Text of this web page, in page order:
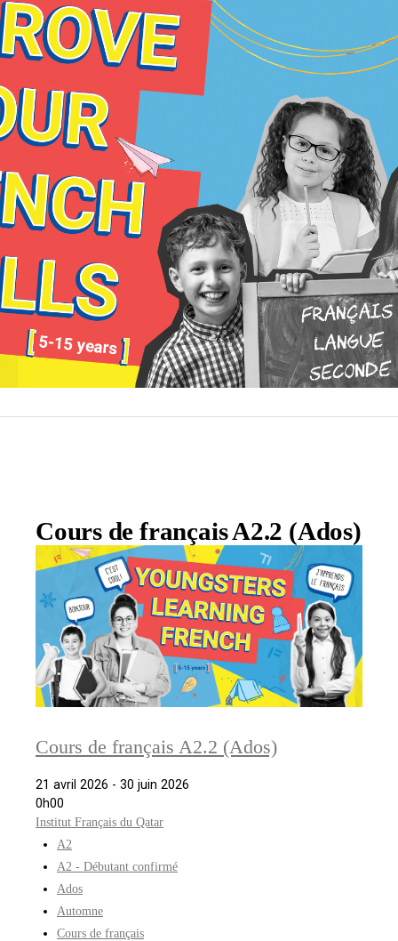
Cours de français A2.2 (Ados)
Cours de français A2.2 (Ados)
21 avril 2026 - 30 juin 2026
0h00
Institut Français du Qatar
A2
A2 - Débutant confirmé
Ados
Automne
Cours de français